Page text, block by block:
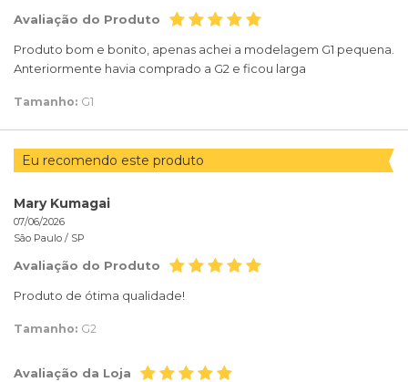
Avaliação do Produto
Produto bom e bonito, apenas achei a modelagem G1 pequena.
Anteriormente havia comprado a G2 e ficou larga
Tamanho: G1
Eu recomendo este produto
Mary Kumagai
07/06/2026
São Paulo / SP
Avaliação do Produto
Produto de ótima qualidade!
Tamanho: G2
Avaliação da Loja